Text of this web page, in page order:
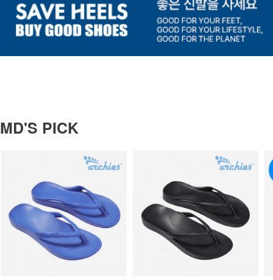
MD'S PICK